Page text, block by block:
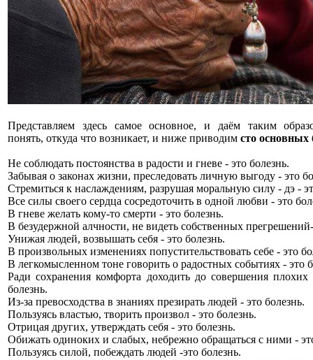
Представляем здесь самое основное, и даём таким
понять, откуда что возникает, и ниже приводим сто основных
Не соблюдать постоянства в радости и гневе - это болезнь.
Забывая о законах жизни, преследовать личную выгоду - это
Стремиться к наслаждениям, разрушая моральную силу - дэ -
Все силы своего сердца сосредоточить в одной любви - это
В гневе желать кому-то смерти - это болезнь.
В безудержной алчности, не видеть собственных
Унижая людей, возвышать себя - это болезнь.
В произвольных изменениях попустительствовать себе - это
В легкомысленном тоне говорить о радостных событиях - это
Ради сохранения комфорта доходить до совершения плохих
болезнь.
Из-за превосходства в знаниях презирать людей - это болезнь.
Пользуясь властью, творить произвол - это болезнь.
Отрицая других, утверждать себя - это болезнь.
Обижать одиноких и слабых, небрежно обращаться с ними -
Пользуясь силой, побеждать людей -это болезнь.